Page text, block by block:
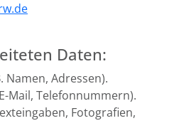
Daten:
Namen, Adressen).
Mail, Telefonnummern).
Fotografien,